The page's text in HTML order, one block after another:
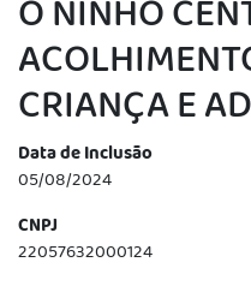
O NINHO
CRIANÇA E
Data de Inclusão
05/08/2024
CNPJ
22057632000124